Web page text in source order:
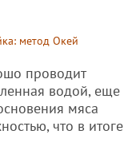
метод Окей
проводит
водой, еще
мяса
что в итоге